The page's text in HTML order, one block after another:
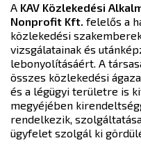
A KAV Közlekedési
Nonprofit Kft. felelős a
közlekedési
vizsgálatainak és
lebonyolításáért. A
összes közlekedési
és a légügyi területre is
megyéjében
rendelkezik,
ügyfelet szolgál ki